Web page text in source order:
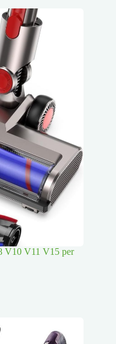
V10 V11 V15 per